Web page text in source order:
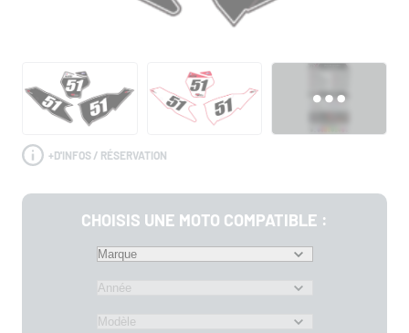
+D'INFOS / RÉSERVATION
CHOISIS UNE MOTO COMPATIBLE :